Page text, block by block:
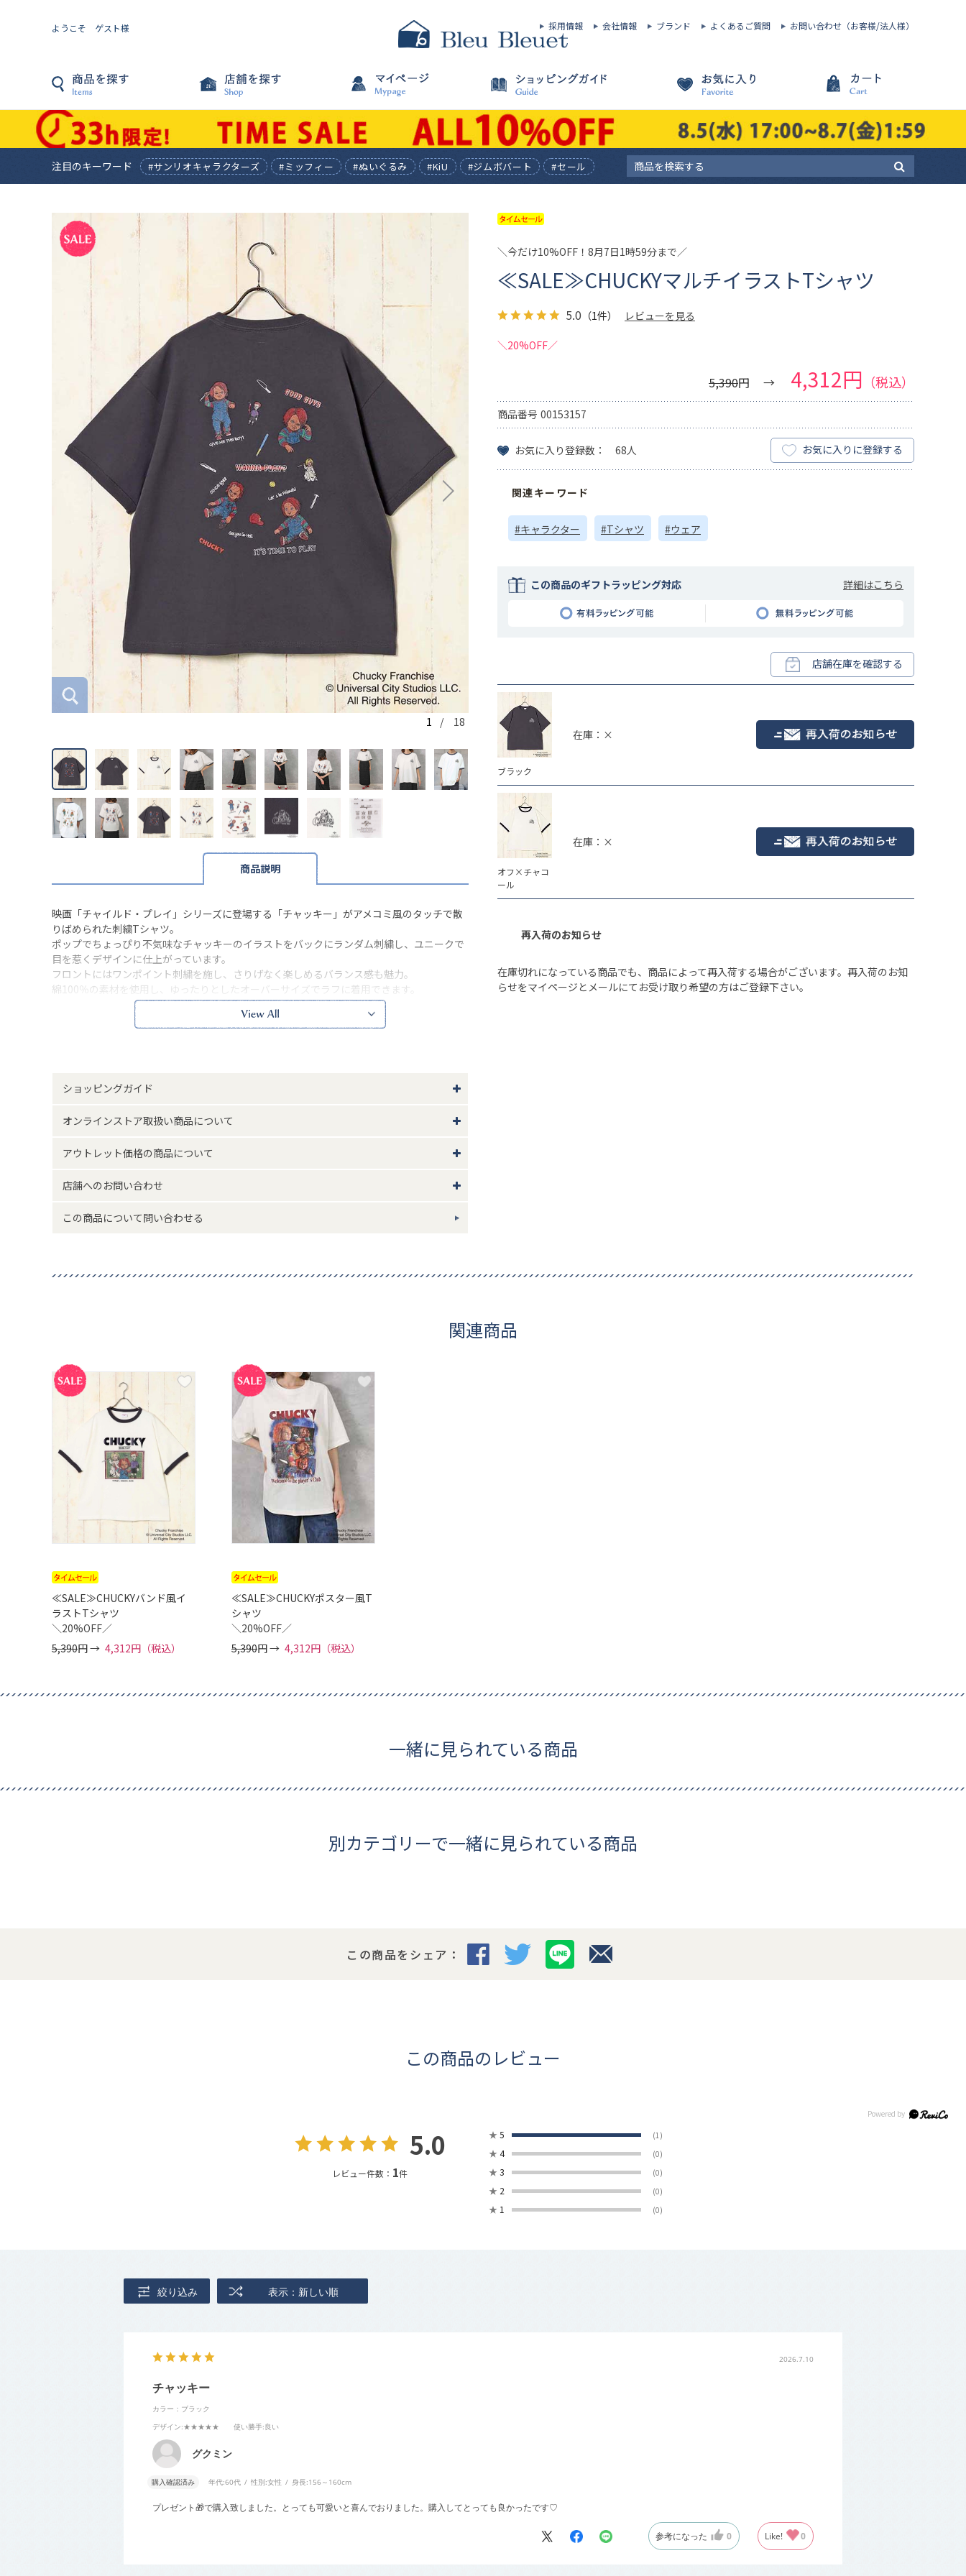
ようこそ ゲスト様 採用情報 会社情報 ブランド よくあるご質問 お問い合わせ（お客様/法人様）
注目のキーワード #サンリオキャラクターズ #ミッフィー #ぬいぐるみ #KiU #ジムボバート #セール
ブラック オフ×チャコー
1 / 18
商品説明
映画「チャイルド・プレイ」シリーズに登場する「チャッキー」がアメコミ風のタッチで散
りばめられた刺繍Tシャツ。
ポップでちょっぴり不気味なチャッキーのイラストをバックにランダム刺繍し、ユニークで
目を惹くデザインに仕上がっています。
フロントにはワンポイント刺繍を施し、さりげなく楽しめるバランス感も魅力。
綿100％の素材を使用し、ゆったりとしたオーバーサイズでラフに着用できます。
レトロな雰囲気漂うリンガータイプも展開。
ホラー好きにはたまらない、夏にぴったりのTシャツです。
ｰｰｰｰｰｰｰｰｰｰｰｰｰｰｰｰｰｰ
素材・原材料
原産国
ショッピングガイド
オンラインストア取扱い商品について
アウトレット価格の商品について
店舗へのお問い合わせ
この商品について問い合わせる
＼今だけ10%OFF！8月7日1時59分まで／
≪SALE≫CHUCKYマルチイラストTシャツ
5.0 （1件） レビューを見る
＼20%OFF／
5,390円 4,312円 （税込）
商品番号 00153157
お気に入り登録数： 68人 お気に入りに登録する
関連キーワード
#キャラクター #Tシャツ #ウェア
この商品のギフトラッピング対応 詳細はこちら
店舗在庫を確認する
ブラック
在庫：×
オフ×チャコ
ール
在庫：×
再入荷のお知らせ
在庫切れになっている商品でも、商品によって再入荷する場合がございます。再入荷のお知
らせをマイページとメールにてお受け取り希望の方はご登録下さい。
関連商品
≪SALE≫CHUCKYバンド風イ
ラストTシャツ
＼20%OFF／
5,390円 → 4,312円（税込）
≪SALE≫CHUCKYポスター風T
シャツ
＼20%OFF／
5,390円 → 4,312円（税込）
一緒に見られている商品
別カテゴリーで一緒に見られている商品
この商品をシェア：
この商品のレビュー
5.0
レビュー件数： 1件
★ 5 (1)
★ 4 (0)
★ 3 (0)
★ 2 (0)
★ 1 (0)
絞り込み 表示：新しい順
2026.7.10
チャッキー
カラー：ブラック
デザイン:★★★★★ 使い勝手:良い
グクミン
購入確認済み 年代:60代 性別:女性 身長:156～160cm
プレゼント🎁で購入致しました。とっても可愛いと喜んでおりました。購入してとっても良かったです♡
参考になった 0 Like! 0